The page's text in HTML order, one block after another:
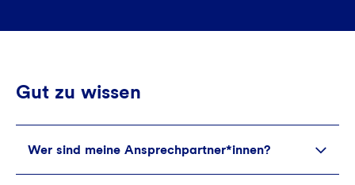
Gut zu wissen
Wer sind meine Ansprechpartner*innen?